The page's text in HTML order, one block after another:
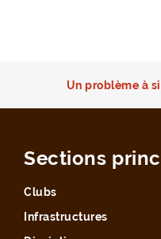
Un problème à
Sections
Clubs
Infrastructures